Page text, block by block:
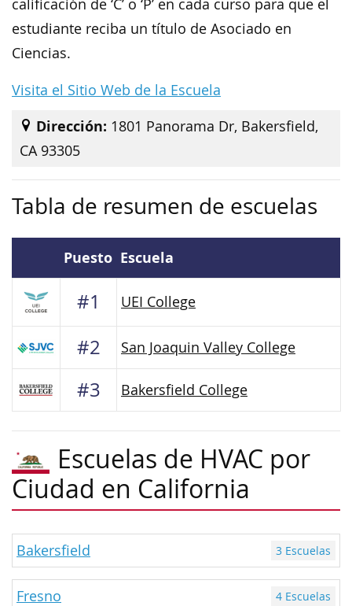
calificación de ‘C’ o ‘P’ en cada curso para que el
estudiante reciba un título de Asociado en
Ciencias.
Visita el Sitio Web de la Escuela
Dirección: 1801 Panorama Dr, Bakersfield,
CA 93305
Tabla de resumen de escuelas
Puesto Escuela
#1 UEI College
#2 San Joaquin Valley College
#3 Bakersfield College
Escuelas de HVAC por
Ciudad en California
Bakersfield 3 Escuelas
Fresno 4 Escuelas